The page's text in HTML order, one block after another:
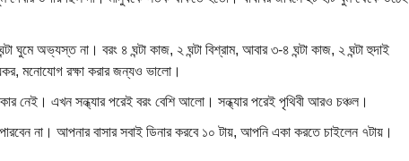
ঘুমে অভ্যস্ত না। বরং ৪ ঘন্টা কাজ, ২ ঘন্টা বিশ্রাম, আবার ৩-৪ ঘন্টা কাজ, ২ ঘন্টা হুদাই
মনোযোগ রক্ষা করার জন্যও ভালো।
নেই। এখন সন্ধ্যার পরেই বরং বেশি আলো। সন্ধ্যার পরেই পৃথিবী আরও চঞ্চল।
না। আপনার বাসার সবাই ডিনার করবে ১০ টায়, আপনি একা করতে চাইলেন ৭টায়।